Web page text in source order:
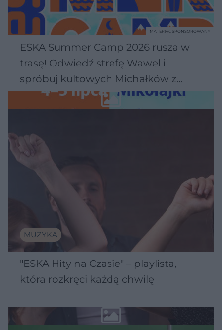
przykłady zastosowań AI w medycynie, wspierając zarówno
profesjonalistów, jak i pacjentów w poznawaniu nowoczesnych
technologii medycznych.
ESKA Summer Camp 2026 rusza w
trasę! Odwiedź strefę Wawel i
spróbuj kultowych Michałków z
Wawelu
MATERIAŁ SPONSOROWANY
MUZYKA
"ESKA Hity na Czasie" – playlista,
która rozkręci każdą chwilę